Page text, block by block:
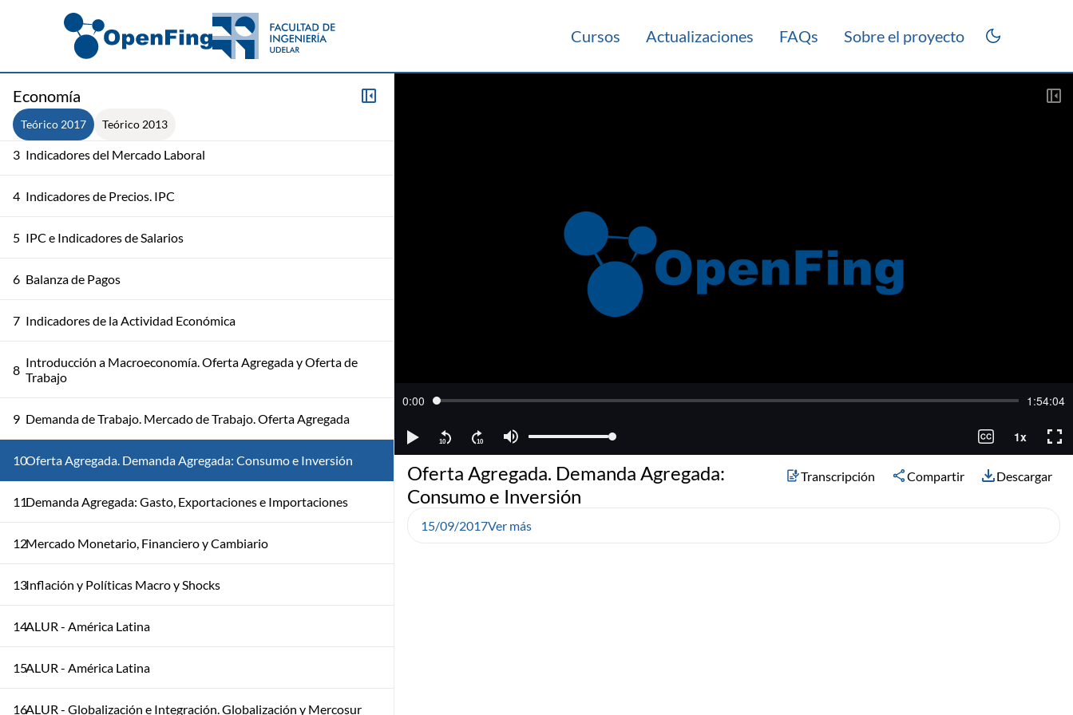
Cursos Actualizaciones FAQs Sobre el proyecto
Economía
Teórico 2017 Teórico 2013
1 Introducción a Economía Descriptiva
2 Indicadores del Mercado Laboral
3 Indicadores del Mercado Laboral
4 Indicadores de Precios. IPC
5 IPC e Indicadores de Salarios
6 Balanza de Pagos
7 Indicadores de la Actividad Económica
8 Introducción a Macroeconomía. Oferta Agregada y Oferta de
Trabajo
9 Demanda de Trabajo. Mercado de Trabajo. Oferta Agregada
10Oferta Agregada. Demanda Agregada: Consumo e Inversión
11Demanda Agregada: Gasto, Exportaciones e Importaciones
12Mercado Monetario, Financiero y Cambiario
13Inflación y Políticas Macro y Shocks
14ALUR - América Latina
15ALUR - América Latina
16ALUR - Globalización e Integración. Globalización y Mercosur
Oferta Agregada. Demanda Agregada:
Consumo e Inversión
Transcripción Compartir Descargar
15/09/2017Ver más